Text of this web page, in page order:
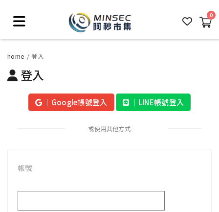
0
home 登入
登入
│Google帳號登入 │LINE帳號登入
或使用其他方式
帳號